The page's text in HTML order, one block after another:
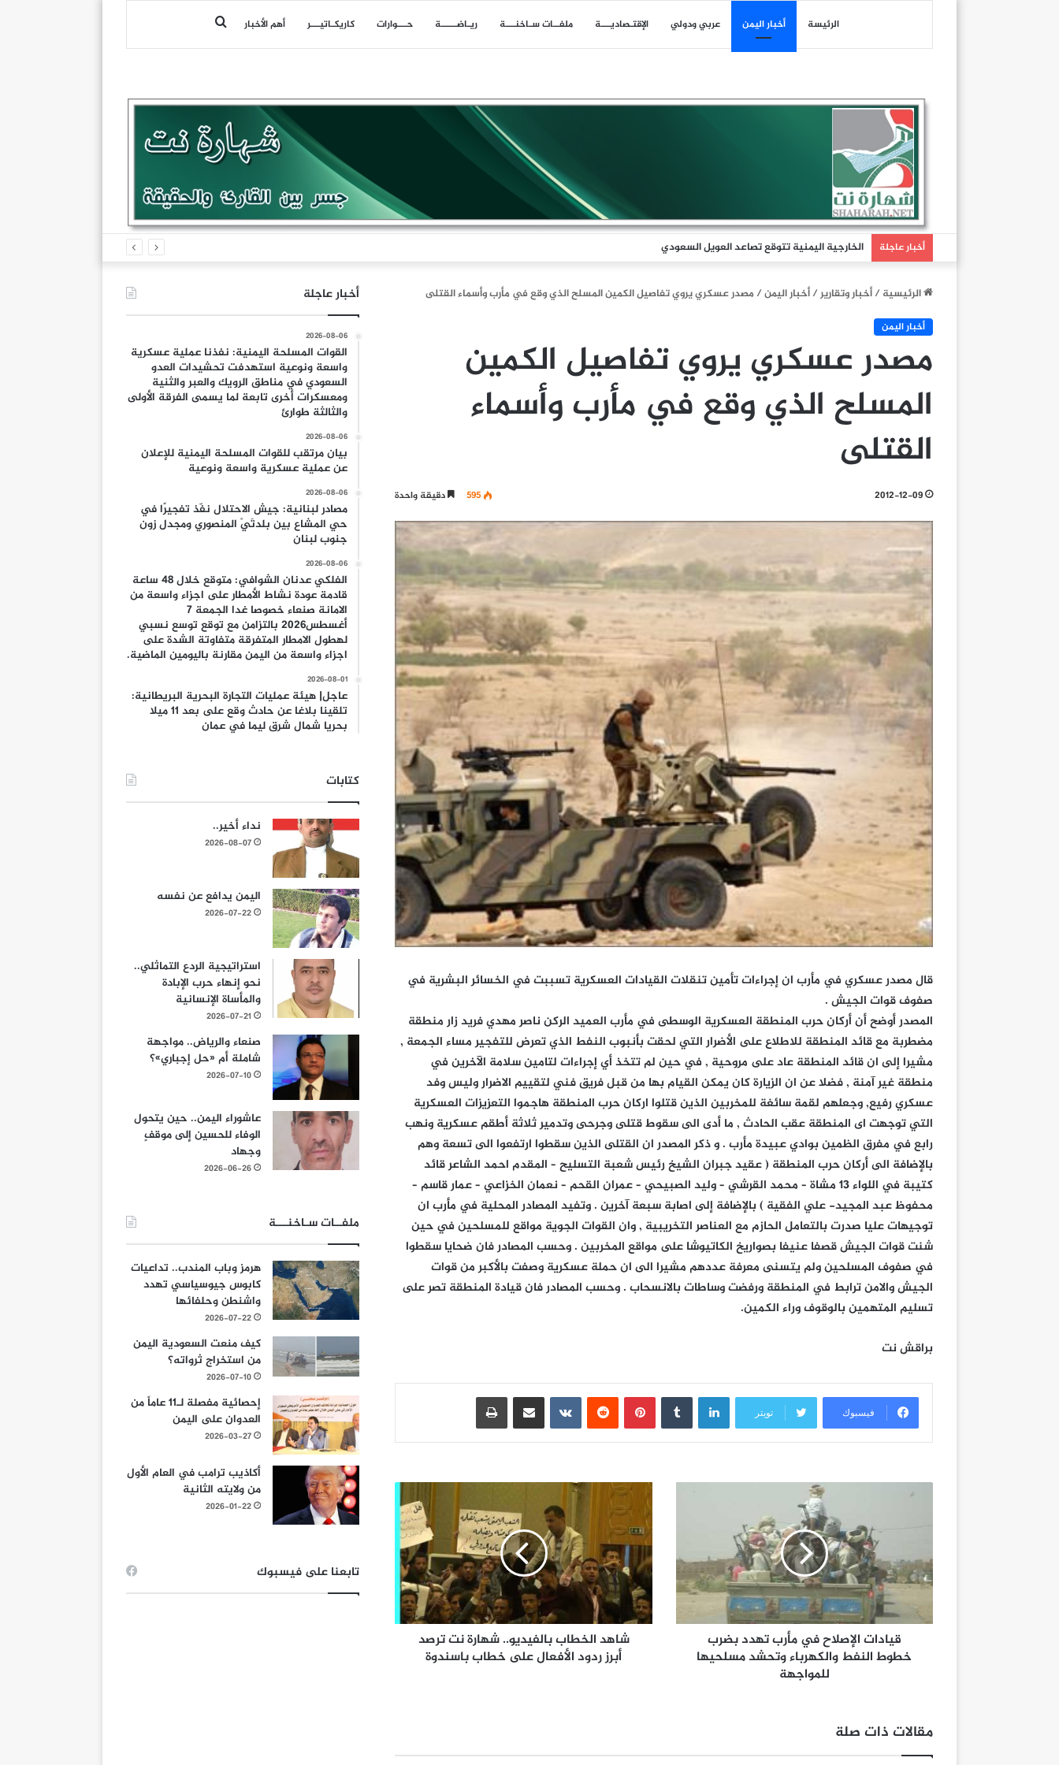
الرئيسة أخبار اليمن عربي ودولي اﻹقتـصاديـــة ملفــات سـاخنـــة ريـاضـــــة حـــوارات كاريكـاتيـــر أهم الأخبار بحث
أخبار عاجلة الخارجية اليمنية تتوقع تصاعد العويل السعودي
الرئيسية/أخبار وتقارير/أخبار اليمن/مصدر عسكري يروي تفاصيل الكمين المسلح الذي وقع في مأرب وأسماء القتلى
أخبار اليمن
مصدر عسكري يروي تفاصيل الكمين
المسلح الذي وقع في مأرب وأسماء
القتلى
2012-12-09
595 دقيقة واحدة
قال مصدر عسكري في مأرب ان إجراءات تأمين تنقلات القيادات العسكرية تسببت في الخسائر البشرية في
صفوف قوات الجيش .
المصدر أوضح أن أركان حرب المنطقة العسكرية الوسطى في مأرب العميد الركن ناصر مهدي فريد زار منطقة
مضطربة مع قائد المنطقة للاطلاع على الأضرار التي لحقت بأنبوب النفط الذي تعرض للتفجير مساء الجمعة ,
مشيرا إلى ان قائد المنطقة عاد على مروحية , في حين لم تتخذ أي إجراءات لتامين سلامة الآخرين في
منطقة غير آمنة , فضلا عن ان الزيارة كان يمكن القيام بها من قبل فريق فني لتقييم الاضرار وليس وفد
عسكري رفيع, وجعلهم لقمة سائغة للمخربين الذين قتلوا اركان حرب المنطقة هاجموا التعزيزات العسكرية
التي توجهت اى المنطقة عقب الحادث , ما أدى الى سقوط قتلى وجرحى وتدمير ثلاثة أطقم عسكرية ونهب
رابع في مفرق الظمين بوادي عبيدة مأرب . و ذكر المصدر ان القتلى الذين سقطوا ارتفعوا الى تسعة وهم
بالإضافة الى أركان حرب المنطقة ( عقيد جبران الشيخ رئيس شعبة التسليح – المقدم احمد الشاعر قائد
كتيبة في اللواء 13 مشاة – محمد القرشي – وليد الصبيحي – عمران القحم – نعمان الخزاعي – عمار قاسم –
محفوظ عبد المجيد- علي الفقية ) بالإضافة إلى اصابة سبعة آخرين . وتفيد المصادر المحلية في مأرب ان
توجيهات عليا صدرت بالتعامل الحازم مع العناصر التخريبية , وان القوات الجوية مواقع للمسلحين في حين
شنت قوات الجيش قصفا عنيفا بصواريخ الكاتيوشا على مواقع المخربين . وحسب المصادر فان ضحايا سقطوا
في صفوف المسلحين ولم يتسنى معرفة عددهم مشيرا الى ان حملة عسكرية وصفت بالأكبر من قوات
الجيش والامن ترابط في المنطقة ورفضت وساطات بالانسحاب . وحسب المصادر فان قيادة المنطقة تصر على
تسليم المتهمين بالوقوف وراء الكمين.
براقش نت
فيسبوك تويتر
لينكدإن بينتيريست مشاركة عبر البريد طباعة
قيادات الإصلاح في مأرب تهدد بضرب
خطوط النفط والكهرباء وتحشد مسلحيها
للمواجهة
شاهد الخطاب بالفيديو.. شهارة نت ترصد
أبرز ردود الأفعال على خطاب باسندوة
مقالات ذات صلة
أخبار عاجلة
2026-08-06
القوات المسلحة اليمنية: نفذنا عملية عسكرية
واسعة ونوعية استهدفت تحشيدات العدو
السعودي في مناطق الرويك والعبر والثنية
ومعسكرات أخرى تابعة لما يسمى الفرقة الأولى
والثالثة طوارئ
2026-08-06
بيان مرتقب للقوات المسلحة اليمنية للإعلان
عن عملية عسكرية واسعة ونوعية
2026-08-06
مصادر لبنانية: جيش الاحتلال نفّذ تفجيرًا في
حي المشاع بين بلدتَيْ المنصوري ومجدل زون
جنوب لبنان
2026-08-06
الفلكي عدنان الشوافي: متوقع خلال 48 ساعة
قادمة عودة نشاط الأمطار على اجزاء واسعة من
الامانة صنعاء خصوصا غدا الجمعة 7
أغسطس2026 بالتزامن مع توقع توسع نسبي
لهطول الامطار المتفرقة متفاوتة الشدة على
اجزاء واسعة من اليمن مقارنة باليومين الماضية.
2026-08-01
عاجل| هيئة عمليات التجارة البحرية البريطانية:
تلقينا بلاغا عن حادث وقع على بعد 11 ميلا
بحريا شمال شرق ليما في عمان
كتابات
نداء أخير..
2026-08-07
اليمن يدافع عن نفسه
2026-07-22
استراتيجية الردع التماثلي..
نحو إنهاء حرب الإبادة
والمأساة الإنسانية
2026-07-21
صنعاء والرياض.. مواجهة
شاملة أم «حل إجباري»؟
2026-07-10
عاشوراء اليمن.. حين يتحول
الوفاء للحسين إلى موقفٍ
وجهاد
2026-06-26
ملفــات سـاخنـــة
هرمز وباب المندب.. تداعيات
كابوس جيوسياسي تهدد
واشنطن وحلفائها
2026-07-22
كيف منعت السعودية اليمن
من استخراج ثرواته؟
2026-07-10
إحصائية مفصلة لـ11 عاماً من
العدوان على اليمن
2026-03-27
أكاذيب ترامب في العام الأول
من ولايته الثانية
2026-01-22
تابعنا على فيسبوك